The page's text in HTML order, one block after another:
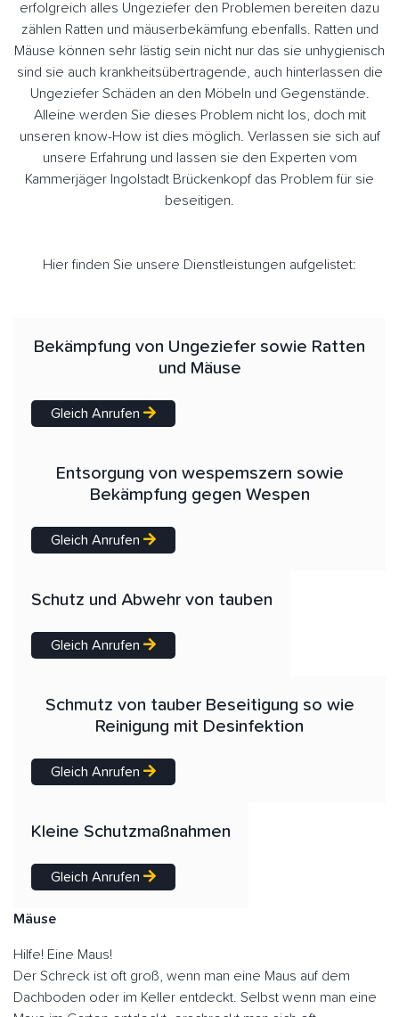
erfolgreich alles Ungeziefer den Problemen bereiten dazu
zählen Ratten und mäuserbekämfung ebenfalls. Ratten und
Mäuse können sehr lästig sein nicht nur das sie unhygienisch
sind sie auch krankheitsübertragende, auch hinterlassen die
Ungeziefer Schäden an den Möbeln und Gegenstände.
Alleine werden Sie dieses Problem nicht los, doch mit
unseren know-How ist dies möglich. Verlassen sie sich auf
unsere Erfahrung und lassen sie den Experten vom
Kammerjäger Ingolstadt Brückenkopf das Problem für sie
beseitigen.
Hier finden Sie unsere Dienstleistungen aufgelistet:
Bekämpfung von Ungeziefer sowie Ratten
und Mäuse
Gleich Anrufen
Entsorgung von wespemszern sowie
Bekämpfung gegen Wespen
Gleich Anrufen
Schutz und Abwehr von tauben
Gleich Anrufen
Schmutz von tauber Beseitigung so wie
Reinigung mit Desinfektion
Gleich Anrufen
Kleine Schutzmaßnahmen
Gleich Anrufen
Mäuse
Hilfe! Eine Maus!
Der Schreck ist oft groß, wenn man eine Maus auf dem
Dachboden oder im Keller entdeckt. Selbst wenn man eine